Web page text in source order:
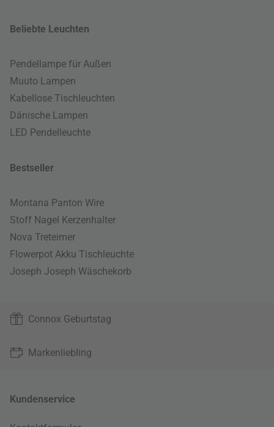
Beliebte Leuchten
Pendellampe für Außen
Muuto Lampen
Kabellose Tischleuchten
Dänische Lampen
LED Pendelleuchte
Bestseller
Montana Panton Wire
Stoff Nagel Kerzenhalter
Nova Treteimer
Flowerpot Akku Tischleuchte
Joseph Joseph Wäschekorb
Connox Geburtstag
Markenliebling
Kundenservice